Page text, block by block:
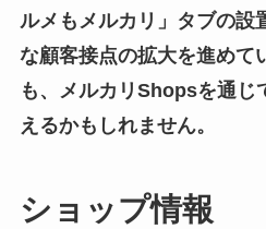
ルメもメルカリ」タブの設
な顧客接点の拡大を進めて
も、メルカリShopsを通じ
えるかもしれません。
ショップ情報